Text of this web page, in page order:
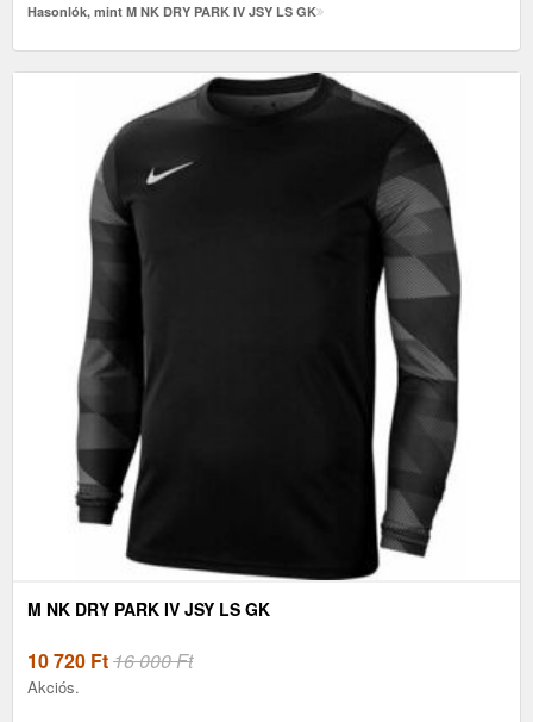
Hasonlók, mint M NK DRY PARK IV JSY LS GK
M NK DRY PARK IV JSY LS GK
10 720 Ft16 000 Ft
Akciós.